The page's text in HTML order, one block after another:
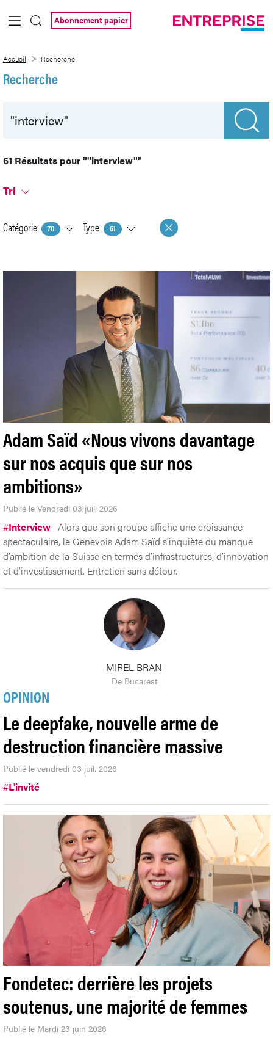
Saut au contenu principal
Abonnement papier
Accueil Recherche
Recherche
61 Résultats pour""interview""
Tri
Catégorie 70 Type 61
Adam Saïd «Nous vivons davantage
sur nos acquis que sur nos
ambitions»
Publié le Vendredi 03 juil. 2026
#Interview Alors que son groupe affiche une croissance
spectaculaire, le Genevois Adam Saïd s’inquiète du manque
d’ambition de la Suisse en termes d’infrastructures, d’innovation
et d’investissement. Entretien sans détour.
MIREL BRAN
De Bucarest
OPINION
Le deepfake, nouvelle arme de
destruction financière massive
Publié le vendredi 03 juil. 2026
#L'invité
Fondetec: derrière les projets
soutenus, une majorité de femmes
Publié le Mardi 23 juin 2026